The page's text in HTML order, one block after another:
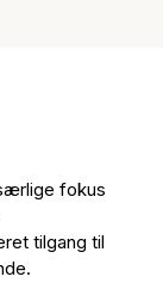
fokus
tilgang til